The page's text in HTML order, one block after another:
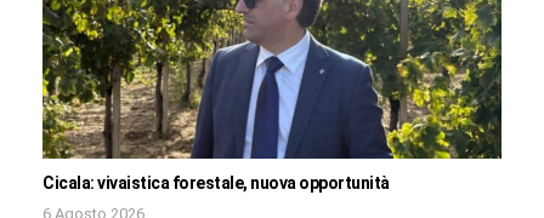
Cicala: vivaistica forestale, nuova opportunità
6 Agosto 2026